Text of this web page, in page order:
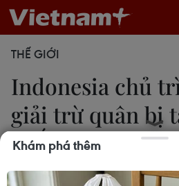
THẾ GIỚI
Indonesia chủ
giải trừ quân bị
quốc
26/02/2024 09:47
Khám phá thêm